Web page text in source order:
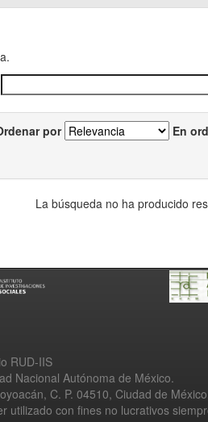
por En
La búsqueda no ha producido
RUD-IIS
Nacional Autónoma de México.
C. P. 04510, Ciudad de
utilizado con fines no lucrativos